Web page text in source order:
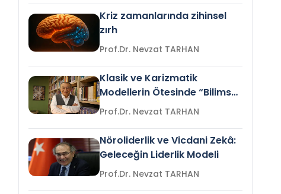
Kriz zamanlarında zihinsel
zırh
Prof.Dr. Nevzat TARHAN
Klasik ve Karizmatik
Modellerin Ötesinde “Bilimsel
Liderlik”
Prof.Dr. Nevzat TARHAN
Nöroliderlik ve Vicdani Zekâ:
Geleceğin Liderlik Modeli
Prof.Dr. Nevzat TARHAN